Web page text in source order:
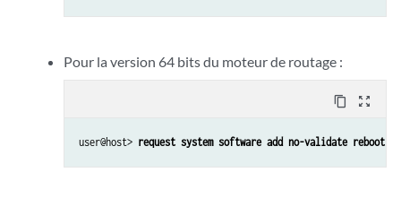
Pour la version 64 bits du moteur de routage :
content_copy zoom_out_map
user@host> request system software add no-validate reboot